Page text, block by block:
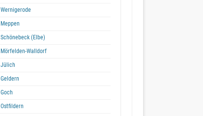
Wernigerode
Meppen
Schönebeck (Elbe)
Mörfelden-Walldorf
Jülich
Geldern
Goch
Ostfildern